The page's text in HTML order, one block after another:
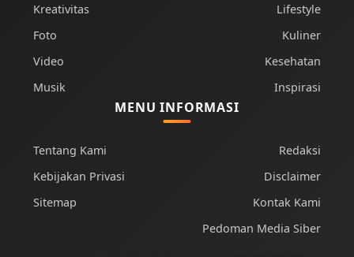
Kreativitas
Foto
Video
Musik
Lifestyle
Kuliner
Kesehatan
Inspirasi
MENU INFORMASI
Tentang Kami
Kebijakan Privasi
Sitemap
Redaksi
Disclaimer
Kontak Kami
Pedoman Media Siber